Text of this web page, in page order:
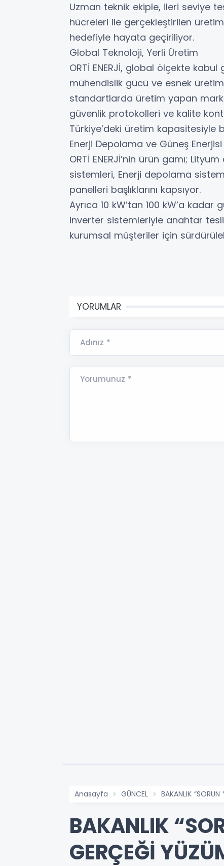
Uzman teknik ekiple, ileri seviye
hücreleri ile gerçekleştirilen
hedefiyle hayata geçiriliyor.
Global Teknoloji, Yerli Üretim
ORTİ ENERJİ, global ölçekte
mühendislik gücü ve esnek
standartlarda üretim yapan
güvenlik protokolleri ve kalite
Türkiye’deki üretim kapasitesiyle
Enerji Depolama ve Güneş
ORTİ ENERJİ’nin ürün gamı;
sistemleri, Enerji depolama
panelleri başlıklarını kapsıyor.
Ayrıca 10 kW’tan 100 kW’a
inverter sistemleriyle anahtar
kurumsal müşteriler için
YORUMLAR
Adınız *
Yorumunuz *
Anasayfa GÜNCEL BAKANLIK
BAKANLIK
GERÇEĞİ